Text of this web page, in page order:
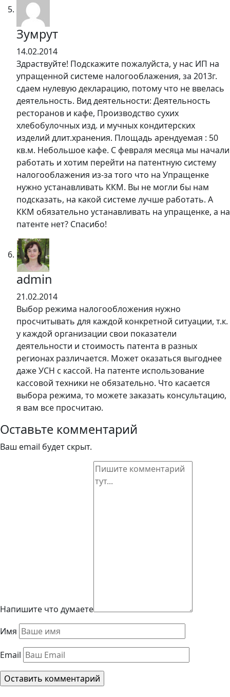
Зумрут
14.02.2014
Здраствуйте! Подскажите пожалуйста, у нас ИП на
упращенной системе налогооблажения, за 2013г.
сдаем нулевую декларацию, потому что не ввелась
деятельность. Вид деятельности: Деятельность
ресторанов и кафе, Производство сухих
хлебобулочных изд. и мучных кондитерских
изделий длит.хранения. Площадь арендуемая : 50
кв.м. Небольшое кафе. С февраля месяца мы начали
работать и хотим перейти на патентную систему
налогооблажения из-за того что на Упращенке
нужно устанавливать ККМ. Вы не могли бы нам
подсказать, на какой системе лучше работать. А
ККМ обязательно устанавливать на упращенке, а на
патенте нет? Спасибо!
admin
21.02.2014
Выбор режима налогообложения нужно
просчитывать для каждой конкретной ситуации, т.к.
у каждой организации свои показатели
деятельности и стоимость патента в разных
регионах различается. Может оказаться выгоднее
даже УСН с кассой. На патенте использование
кассовой техники не обязательно. Что касается
выбора режима, то можете заказать консультацию,
я вам все просчитаю.
Оставьте комментарий
Ваш email будет скрыт.
Напишите что думаете
Имя
Email